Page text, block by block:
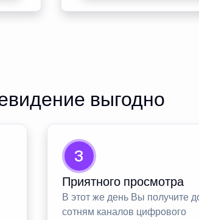
выгодно
3
Приятного просмотра
В этот же день Вы получите
сотням каналов цифрового